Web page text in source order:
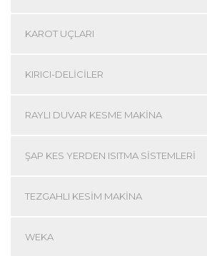
KAROT UÇLARI
KIRICI-DELICILER
RAYLI DUVAR KESME MAKINA
ŞAP KES YERDEN ISITMA SISTEMLERI
TEZGAHLI KESIM MAKINA
WEKA